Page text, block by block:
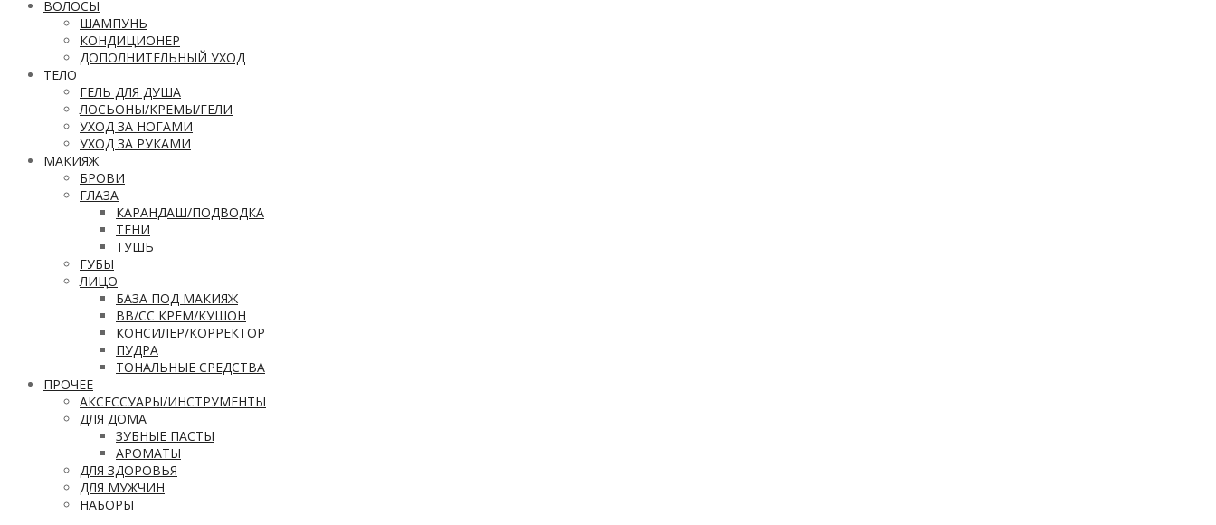
ВОЛОСЫ
ШАМПУНЬ
КОНДИЦИОНЕР
ДОПОЛНИТЕЛЬНЫЙ УХОД
ТЕЛО
ГЕЛЬ ДЛЯ ДУША
ЛОСЬОНЫ/КРЕМЫ/ГЕЛИ
УХОД ЗА НОГАМИ
УХОД ЗА РУКАМИ
МАКИЯЖ
БРОВИ
ГЛАЗА
КАРАНДАШ/ПОДВОДКА
ТЕНИ
ТУШЬ
ГУБЫ
ЛИЦО
БАЗА ПОД МАКИЯЖ
ВВ/CC КРЕМ/КУШОН
КОНСИЛЕР/КОРРЕКТОР
ПУДРА
ТОНАЛЬНЫЕ СРЕДСТВА
ПРОЧЕЕ
АКСЕССУАРЫ/ИНСТРУМЕНТЫ
ДЛЯ ДОМА
ЗУБНЫЕ ПАСТЫ
АРОМАТЫ
ДЛЯ ЗДОРОВЬЯ
ДЛЯ МУЖЧИН
НАБОРЫ